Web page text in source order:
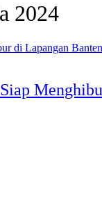
2024